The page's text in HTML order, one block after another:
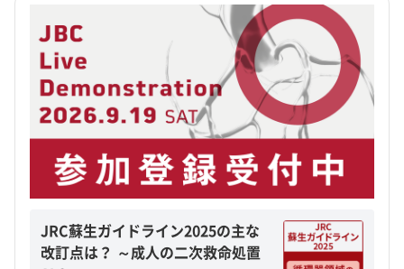
JRC蘇生ガイドライン2025の主な
改訂点は？ ～成人の二次救命処置